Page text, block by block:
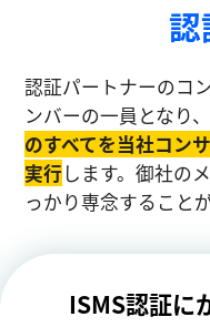
認
認証パートナーのコ
ンバーの一員となり、
のすべてを当社コン
実⾏ します。御社の
っかり専念すること
ISMS認証に